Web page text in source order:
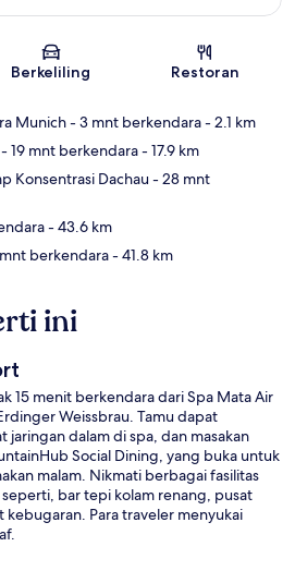
Peta
Berkeliling Restoran
Munich- 3 mnt berkendara- 2.1 km
- 19 mnt berkendara- 17.9 km
Konsentrasi Dachau- 28 mnt
- 43.6 km
berkendara- 41.8 km
ini
15 menit berkendara dari Spa Mata Air
Weissbrau. Tamu dapat
jaringan dalam di spa, dan masakan
Social Dining, yang buka untuk
malam. Nikmati berbagai fasilitas
bar tepi kolam renang, pusat
kebugaran. Para traveler menyukai